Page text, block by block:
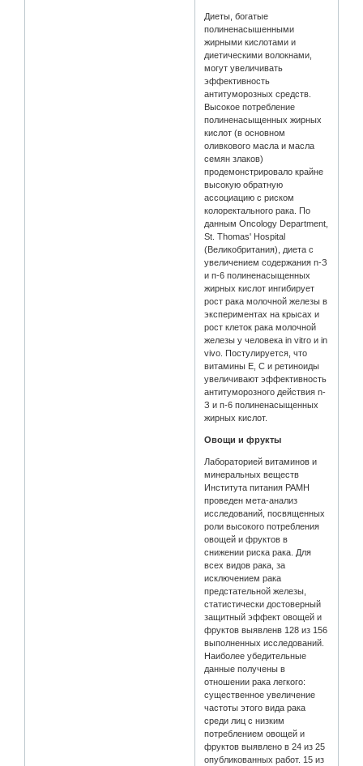
Диеты, богатые
полиненасышенными
жирными кислотами и
диетическими волокнами,
могут увеличивать
эффективность
антитуморозных средств.
Высокое потребление
полиненасыщенных жирных
кислот (в основном
оливкового масла и масла
семян злаков)
продемонстрировало крайне
высокую обратную
ассоциацию с риском
колоректального рака. По
данным Oncology Department,
St. Thomas' Hospital
(Великобритания), диета с
увеличением содержания n-З
и п-6 полиненасыщенных
жирных кислот ингибирует
рост рака молочной железы в
экспериментах на крысах и
рост клеток рака молочной
железы у человека in vitro и in
vivo. Постулируется, что
витамины Е, С и ретиноиды
увеличивают эффективность
антитуморозного действия n-
З и п-6 полиненасыщенных
жирных кислот.
Овощи и фрукты
Лабораторией витаминов и
минеральных веществ
Института питания РАМН
проведен мета-анализ
исследований, посвященных
роли высокого потребления
овощей и фруктов в
снижении риска рака. Для
всех видов рака, за
исключением рака
предстательной железы,
статистически достоверный
защитный эффект овощей и
фруктов выявленв 128 из 156
выполненных исследований.
Наиболее убедительные
данные получены в
отношении рака легкого:
существенное увеличение
частоты этого вида рака
среди лиц с низким
потреблением овощей и
фруктов выявлено в 24 из 25
опубликованных работ. 15 из